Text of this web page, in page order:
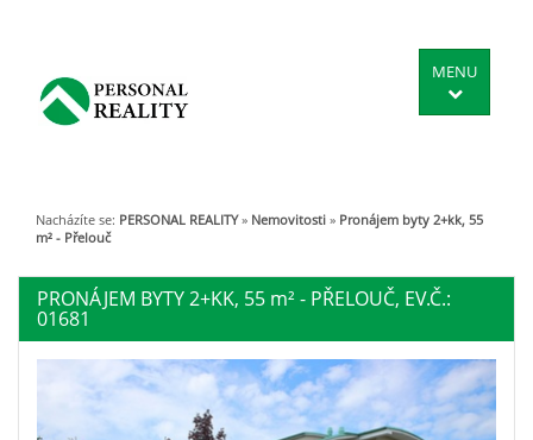
MENU
Nacházíte se: PERSONAL REALITY » Nemovitosti » Pronájem byty 2+kk, 55
m² - Přelouč
PRONÁJEM BYTY 2+KK, 55 m²- PŘELOUČ, EV.Č.:
01681